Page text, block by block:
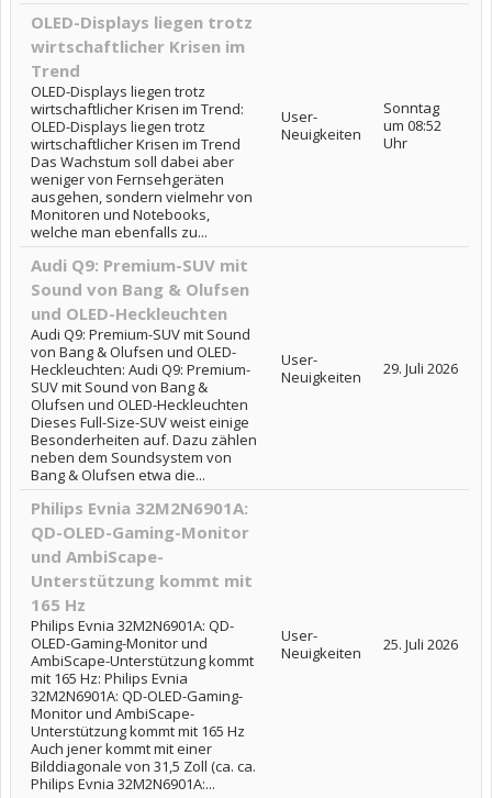
OLED-Displays liegen trotz
wirtschaftlicher Krisen im
Trend
OLED-Displays liegen trotz
wirtschaftlicher Krisen im Trend:
OLED-Displays liegen trotz
wirtschaftlicher Krisen im Trend
Das Wachstum soll dabei aber
weniger von Fernsehgeräten
ausgehen, sondern vielmehr von
Monitoren und Notebooks,
welche man ebenfalls zu...
User-
Neuigkeiten
Sonntag
um 08:52
Uhr
Audi Q9: Premium-SUV mit
Sound von Bang & Olufsen
und OLED-Heckleuchten
Audi Q9: Premium-SUV mit Sound
von Bang & Olufsen und OLED-
Heckleuchten: Audi Q9: Premium-
SUV mit Sound von Bang &
Olufsen und OLED-Heckleuchten
Dieses Full-Size-SUV weist einige
Besonderheiten auf. Dazu zählen
neben dem Soundsystem von
Bang & Olufsen etwa die...
User-
Neuigkeiten
29. Juli 2026
Philips Evnia 32M2N6901A:
QD-OLED-Gaming-Monitor
und AmbiScape-
Unterstützung kommt mit
165 Hz
Philips Evnia 32M2N6901A: QD-
OLED-Gaming-Monitor und
AmbiScape-Unterstützung kommt
mit 165 Hz: Philips Evnia
32M2N6901A: QD-OLED-Gaming-
Monitor und AmbiScape-
Unterstützung kommt mit 165 Hz
Auch jener kommt mit einer
Bilddiagonale von 31,5 Zoll (ca. ca.
Philips Evnia 32M2N6901A:...
User-
Neuigkeiten
25. Juli 2026